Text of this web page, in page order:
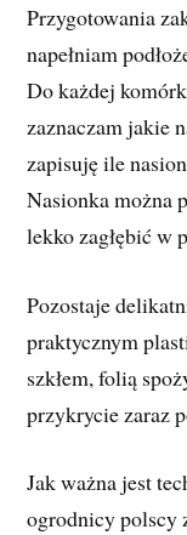
Przygotowania
napełniam
Do każdej
zaznaczam jakie
zapisuję ile
Nasionka można
lekko zagłębić w
Pozostaje
praktycznym
szkłem, folią
przykrycie zaraz
Jak ważna jest
ogrodnicy polscy